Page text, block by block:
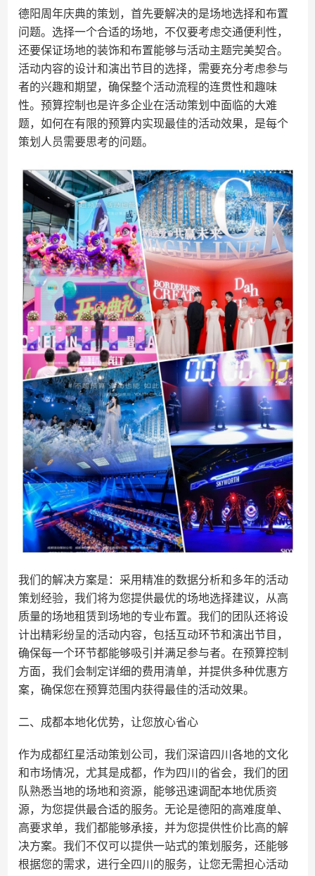
德阳周年庆典的策划，首先要解决的是场地选择和布置
问题。选择一个合适的场地，不仅要考虑交通便利性，
还要保证场地的装饰和布置能够与活动主题完美契合。
活动内容的设计和演出节目的选择，需要充分考虑参与
者的兴趣和期望，确保整个活动流程的连贯性和趣味
性。预算控制也是许多企业在活动策划中面临的大难
题，如何在有限的预算内实现最佳的活动效果，是每个
策划人员需要思考的问题。
我们的解决方案是：采用精准的数据分析和多年的活动
策划经验，我们将为您提供最优的场地选择建议，从高
质量的场地租赁到场地的专业布置。我们的团队还将设
计出精彩纷呈的活动内容，包括互动环节和演出节目，
确保每一个环节都能够吸引并满足参与者。在预算控制
方面，我们会制定详细的费用清单，并提供多种优惠方
案，确保您在预算范围内获得最佳的活动效果。
二、成都本地化优势，让您放心省心
作为成都红星活动策划公司，我们深谙四川各地的文化
和市场情况，尤其是成都，作为四川的省会，我们的团
队熟悉当地的场地和资源，能够迅速调配本地优质资
源，为您提供最合适的服务。无论是德阳的高难度单、
高要求单，我们都能够承接，并为您提供性价比高的解
决方案。我们不仅可以提供一站式的策划服务，还能够
根据您的需求，进行全四川的服务，让您无需担心活动